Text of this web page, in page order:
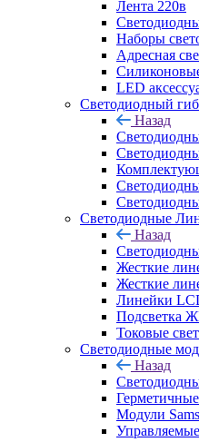
Лента 220в
Наборы
Адресная
LED
Светодиодный
Назад
Светодиодные
Назад
Жесткие
Жесткие
Линейки
Подсветка
Токовые
Светодиодные
Назад
Модули
Управляемые